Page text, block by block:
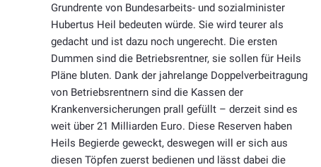
Grundrente von Bundesarbeits- und sozialminister
Hubertus Heil bedeuten würde. Sie wird teurer als
gedacht und ist dazu noch ungerecht. Die ersten
Dummen sind die Betriebsrentner, sie sollen für Heils
Pläne bluten. Dank der jahrelange Doppelverbeitragung
von Betriebsrentnern sind die Kassen der
Krankenversicherungen prall gefüllt – derzeit sind es
weit über 21 Milliarden Euro. Diese Reserven haben
Heils Begierde geweckt, deswegen will er sich aus
diesen Töpfen zuerst bedienen und lässt dabei die